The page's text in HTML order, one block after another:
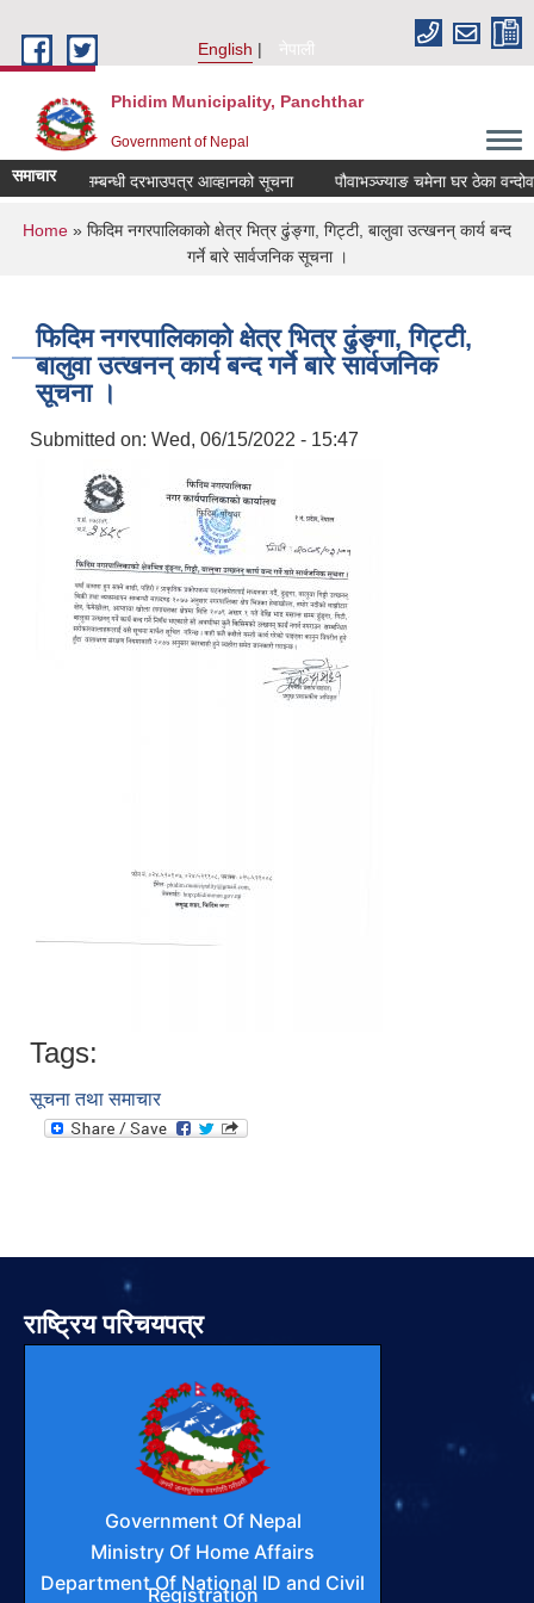
English
नेपाली
Phidim Municipality, Panchthar
Government of Nepal
समाचार
वन्दोवस्त सम्बन्धी दरभाउपत्र आव्हानको सूचना पौवाभञ्ज्याङ चमेना घर ठेका
You are here
Home » फिदिम नगरपालिकाको क्षेत्र भित्र ढुंङ्गा, गिट्टी, बालुवा उत्खनन् कार्य बन्द
गर्ने बारे सार्वजनिक सूचना ।
फिदिम नगरपालिकाको क्षेत्र भित्र ढुंङ्गा, गिट्टी,
बालुवा उत्खनन् कार्य बन्द गर्ने बारे सार्वजनिक
सूचना ।
Submitted on: Wed, 06/15/2022 - 15:47
Tags:
सूचना तथा समाचार
राष्ट्रिय परिचयपत्र